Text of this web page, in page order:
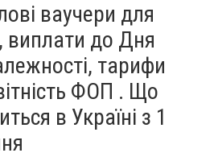
ваучери для
виплати до Дня
тарифи
ФОП . Що
в Україні з 1